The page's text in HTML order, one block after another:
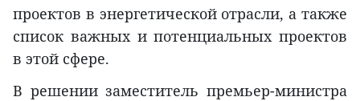
проектов в энергетической отрасли, а также
список важных и потенциальных проектов
в этой сфере.
В решении заместитель премьер-министра